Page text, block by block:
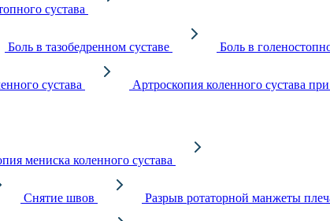
сустава
Боль в тазобедренном суставе Боль в
сустава Артроскопия коленного сустава
мениска коленного сустава
Снятие швов Разрыв ротаторной манжеты